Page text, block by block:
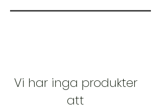
Vi har inga produkter
att